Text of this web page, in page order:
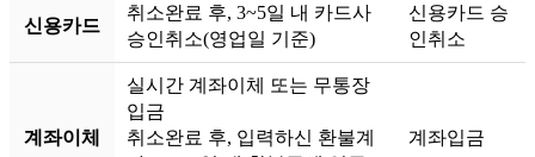
신용카드
취소완료 후, 3~5일 내 카드사
승인취소(영업일 기준)
신용카드 승
인취소
계좌이체
실시간 계좌이체 또는 무통장
입금
취소완료 후, 입력하신 환불계
계좌입금